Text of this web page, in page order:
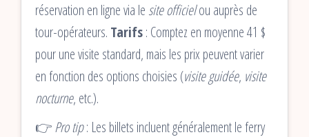
réservation en ligne via le site officielou auprès de
tour-opérateurs. Tarifs: Comptez en moyenne 41 $
pour une visite standard, mais les prix peuvent varier
en fonction des options choisies (visite guidée, visite
nocturne, etc.).
👉Pro tip: Les billets incluent généralement le ferry